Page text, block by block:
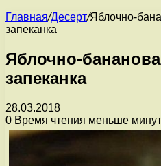
Главная/Десерт/Яблочно-
запеканка
Яблочно-
запеканка
28.03.2018
0 Время чтения меньше